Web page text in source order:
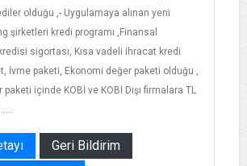
olduğu ,- Uygulamaya alınan yeni
şirketleri kredi programı ,Finansal
sigortası, Kısa vadeli ihracat kredi
İvme paketi, Ekonomi değer paketi olduğu ,
içinde KOBİ ve KOBİ Dışı firmalara TL
Geri Bildirim